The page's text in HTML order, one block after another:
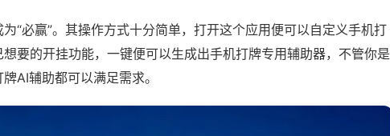
“必赢”。其操作方式十分简单，打开这个应用便可以自定义手机打
要的开挂功能，一键便可以生成出手机打牌专用辅助器，不管你是
AI辅助都可以满足需求。